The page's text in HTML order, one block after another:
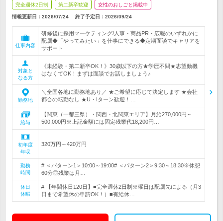
完全週休2日制 第二新卒歓迎 女性のおしごと掲載中
情報更新日：2026/07/24 終了予定日： 2026/09/24
仕事内容
研修後に採用マーケティング/人事・商品PR・広報のいずれかに
配属◆「やってみたい」を仕事にできる◆定期面談でキャリアを
サポート
対象と
なる方
《未経験・第二新卒OK！》30歳以下の方★学歴不問★志望動機
はなくてOK！まずは面談でお話しましょう♪
勤務地
＼全国各地に勤務地あり／ ★ご希望に応じて決定します ★会社
都合の転勤なし ★U・Iターン歓迎！…
給与
【関東（一都三県）・関西・北関東エリア】月給270,000円～
500,000円※上記金額には固定残業代18,200円…
初年度
年収
320万円～420万円
勤務
時間
# ＜パターン1＞10:00～19:00# ＜パターン2＞9:30～18:30※休憩
60分◎残業は月…
休日
休暇
# 【年間休日120日】■完全週休2日制※曜日は配属先による（月3
日まで希望休の申請OK！）■有給休…